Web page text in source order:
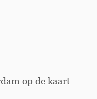
op de kaart